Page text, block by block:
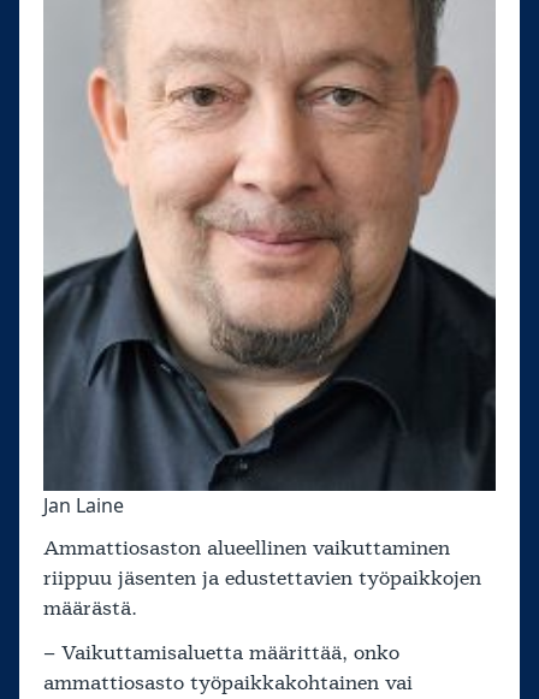
Jan Laine
Ammattiosaston alueellinen vaikuttaminen
riippuu jäsenten ja edustettavien työpaikkojen
määrästä.
– Vaikuttamisaluetta määrittää, onko
ammattiosasto työpaikkakohtainen vai